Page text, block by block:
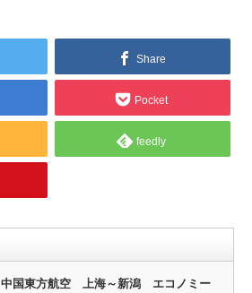
Share
Pocket
feedly
中国東方航空 上海～新潟 エコノミー